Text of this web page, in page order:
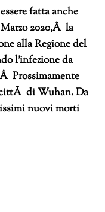
fatta anche
2020,Â la
alla Regione del
l’infezione da
Prossimamente
di Wuhan. Da
nuovi morti